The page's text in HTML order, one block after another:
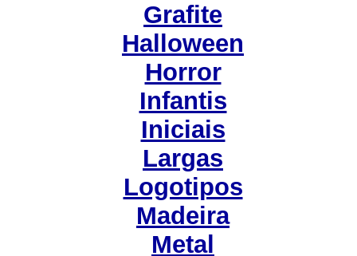
Grafite
Halloween
Horror
Infantis
Iniciais
Largas
Logotipos
Madeira
Metal